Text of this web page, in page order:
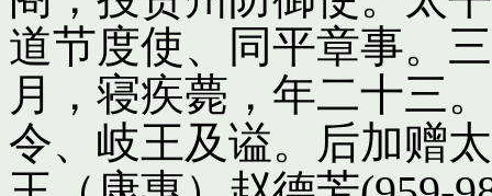
道节度使、同平章事。
月，寝疾薨，年二十三
令、岐王及谥。后加赠